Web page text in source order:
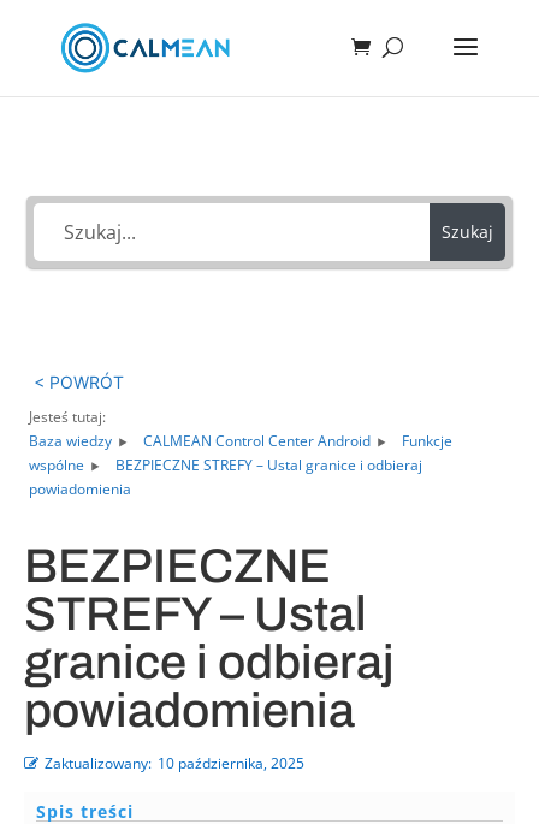
Szukaj
< POWRÓT
Jesteś tutaj:
Baza wiedzy
CALMEAN Control Center Android
Funkcje
wspólne
BEZPIECZNE STREFY – Ustal granice i odbieraj
powiadomienia
BEZPIECZNE
STREFY – Ustal
granice i odbieraj
powiadomienia
Zaktualizowany: 10 października, 2025
Spis treści